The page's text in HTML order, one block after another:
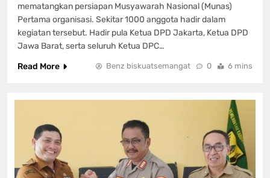
mematangkan persiapan Musyawarah Nasional (Munas)
Pertama organisasi. Sekitar 1000 anggota hadir dalam
kegiatan tersebut. Hadir pula Ketua DPD Jakarta, Ketua DPD
Jawa Barat, serta seluruh Ketua DPC…
Read More
Benz biskuatsemangat 0 6 mins